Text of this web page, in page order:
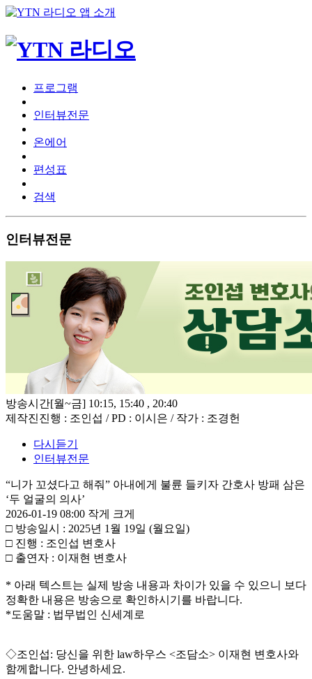
프로그램
인터뷰전문
온에어
편성표
검색
인터뷰전문
방송시간[월~금] 10:15, 15:40 , 20:40
제작진진행 : 조인섭 / PD : 이시은 / 작가 : 조경헌
다시듣기
인터뷰전문
“니가 꼬셨다고 해줘” 아내에게 불륜 들키자 간호사 방패 삼은
‘두 얼굴의 의사’
2026-01-19 08:00 작게
크게
□ 방송일시 : 2025년 1월 19일 (월요일)
□ 진행 : 조인섭 변호사
□ 출연자 : 이재현 변호사
* 아래 텍스트는 실제 방송 내용과 차이가 있을 수 있으니 보다
정확한 내용은 방송으로 확인하시기를 바랍니다.
*도움말 : 법무법인 신세계로
◇조인섭: 당신을 위한 law하우스 <조담소> 이재현 변호사와
함께합니다. 안녕하세요.